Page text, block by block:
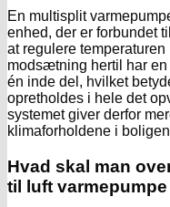
En multisplit
enhed, der er forbundet
at regulere temperaturen
modsætning hertil har
én inde del, hvilket
opretholdes i hele det
systemet giver derfor
klimaforholdene i
Hvad skal man
til luft